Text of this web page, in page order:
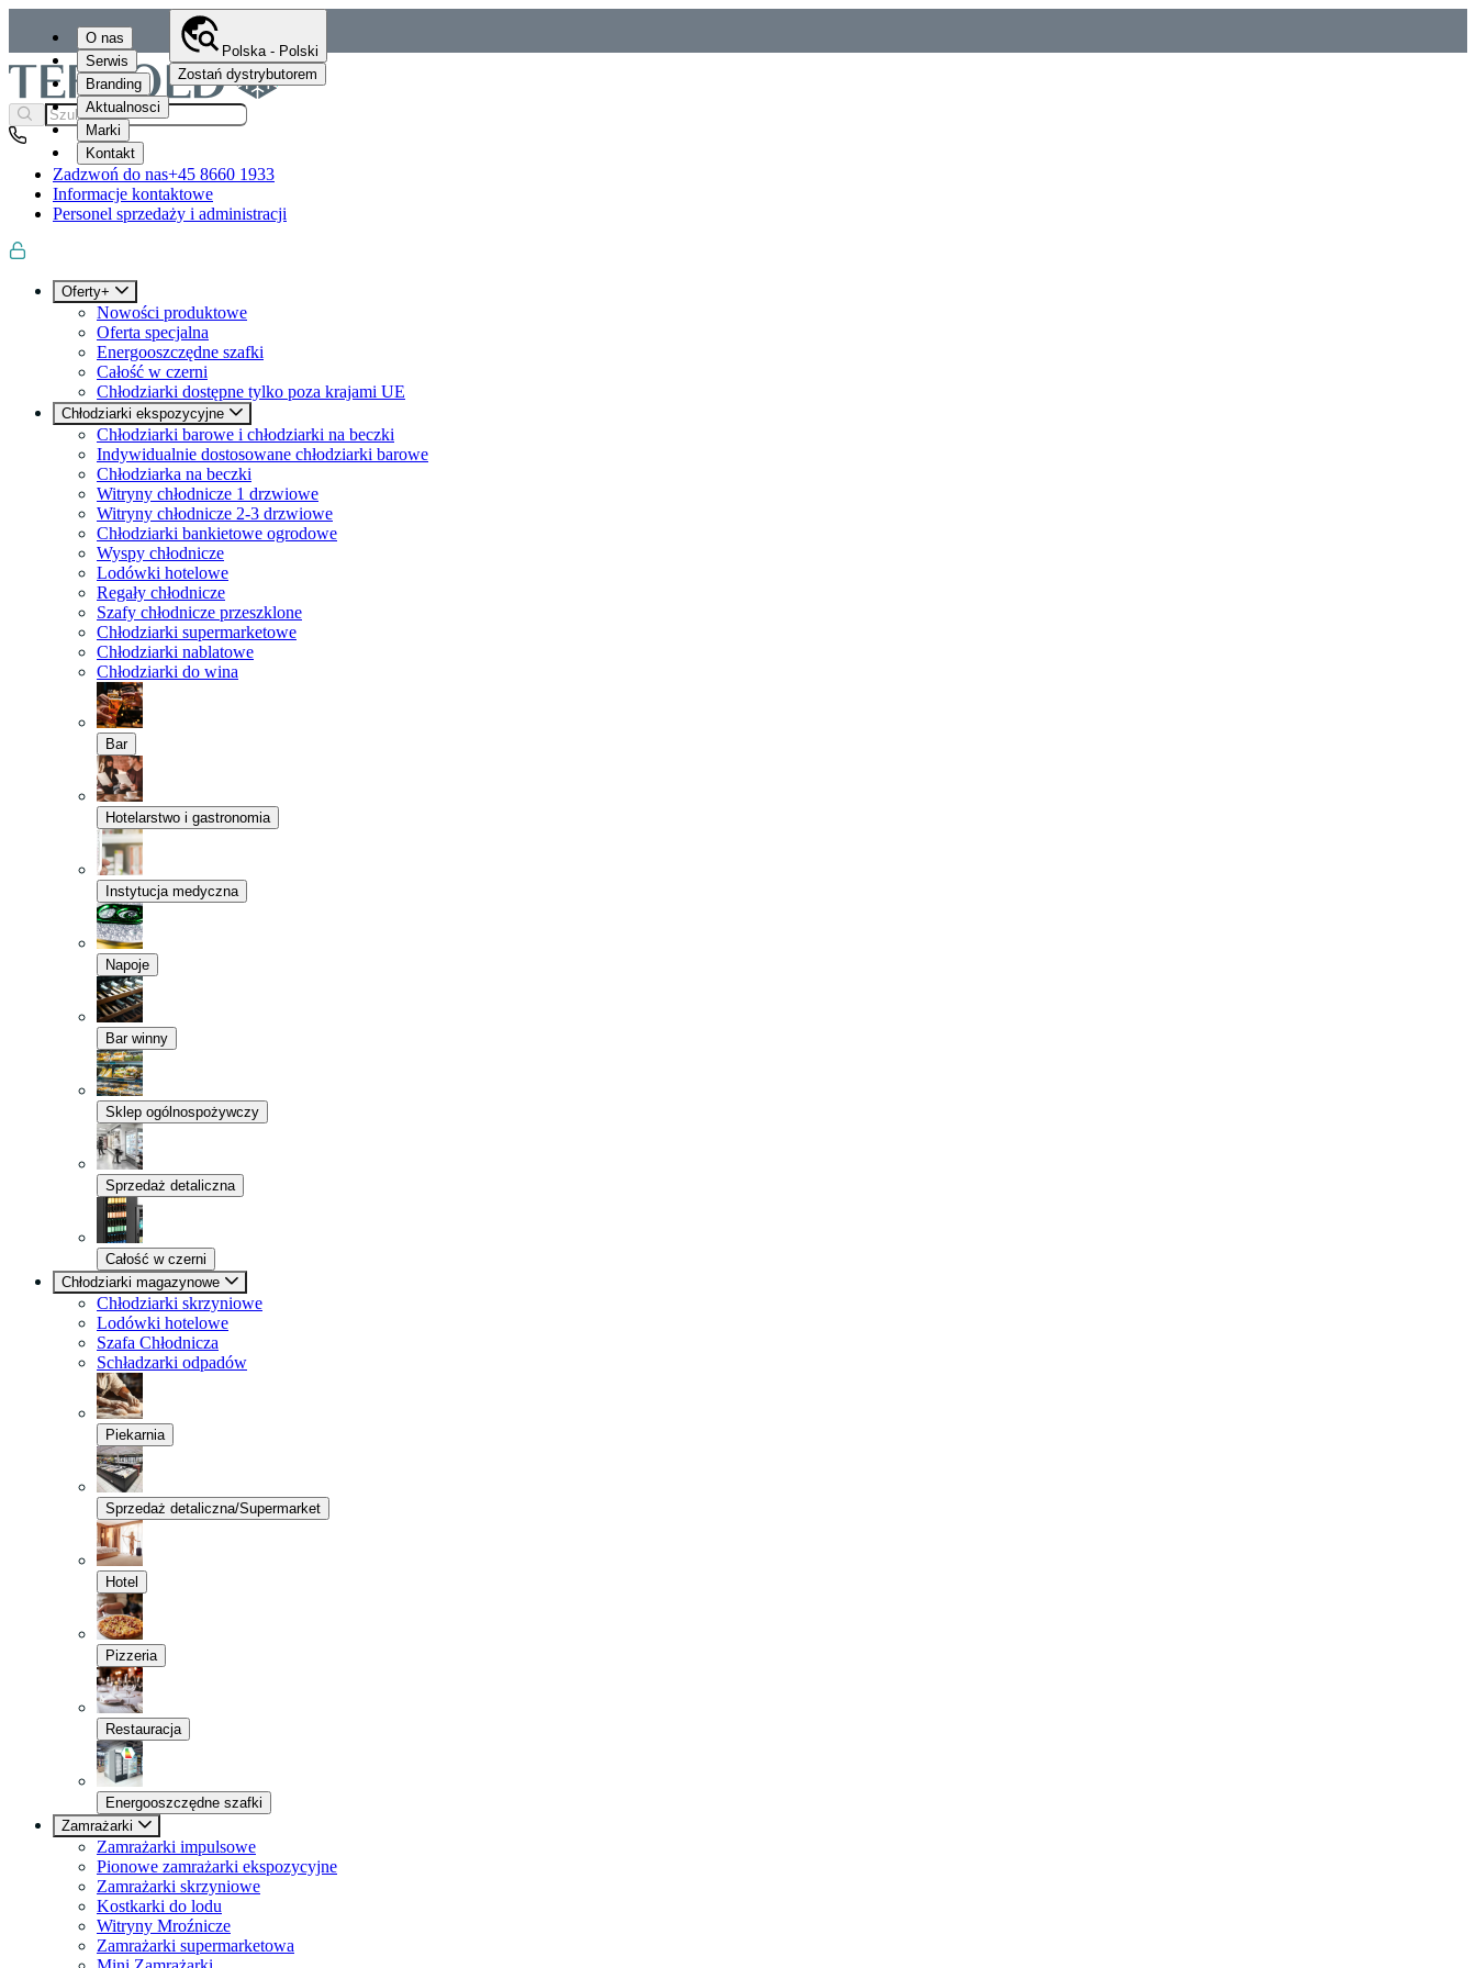
O nas
Serwis
Branding
Aktualnosci
Marki
Kontakt
Polska - Polski
Zostań dystrybutorem
Zadzwoń do nas+45 8660 1933
Informacje kontaktowe
Personel sprzedaży i administracji
Oferty+
Nowości produktowe
Oferta specjalna
Energooszczędne szafki
Całość w czerni
Chłodziarki dostępne tylko poza krajami UE
Chłodziarki ekspozycyjne
Chłodziarki barowe i chłodziarki na beczki
Indywidualnie dostosowane chłodziarki barowe
Chłodziarka na beczki
Witryny chłodnicze 1 drzwiowe
Witryny chłodnicze 2-3 drzwiowe
Chłodziarki bankietowe ogrodowe
Wyspy chłodnicze
Lodówki hotelowe
Regały chłodnicze
Szafy chłodnicze przeszklone
Chłodziarki supermarketowe
Chłodziarki nablatowe
Chłodziarki do wina
Bar
Hotelarstwo i gastronomia
Instytucja medyczna
Napoje
Bar winny
Sklep ogólnospożywczy
Sprzedaż detaliczna
Całość w czerni
Chłodziarki magazynowe
Chłodziarki skrzyniowe
Lodówki hotelowe
Szafa Chłodnicza
Schładzarki odpadów
Piekarnia
Sprzedaż detaliczna/Supermarket
Hotel
Pizzeria
Restauracja
Energooszczędne szafki
Zamrażarki
Zamrażarki impulsowe
Pionowe zamrażarki ekspozycyjne
Zamrażarki skrzyniowe
Kostkarki do lodu
Witryny Mroźnicze
Zamrażarki supermarketowa